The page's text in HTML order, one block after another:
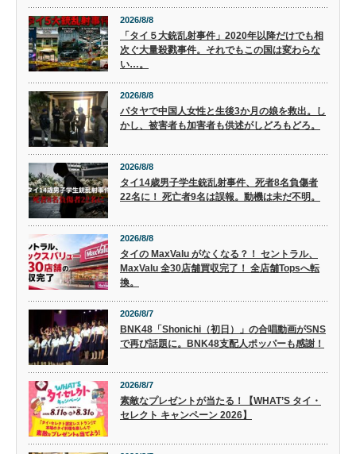
2026/8/8
「タイ５大銃乱射事件」2020年以降だけでも相
次ぐ大量殺戮事件。それでもこの国は変わらな
い…。
2026/8/8
パタヤで中国人女性と生後3か月の娘を救出。し
かし、被害者も加害者も供述がしどろもどろ。
2026/8/8
タイ14歳男子学生銃乱射事件、死者8名負傷者
22名に！ 死亡者9名は誤報。動機は未だ不明。
2026/8/8
タイの MaxValu がなくなる？！ セントラル、
MaxValu 全30店舗買収完了！ 全店舗Topsへ転
換。
2026/8/7
BNK48「Shonichi（初日）」の合唱動画がSNS
で再び話題に。BNK48支配人ポッパーも感謝！
2026/8/7
素敵なプレゼントが当たる！【WHAT’S タイ・
セレクト キャンペーン 2026】